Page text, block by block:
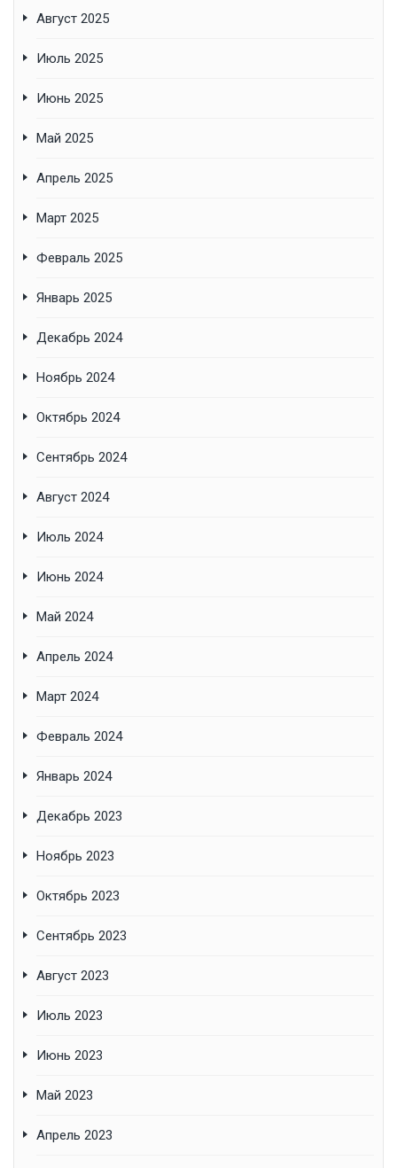
Август 2025
Июль 2025
Июнь 2025
Май 2025
Апрель 2025
Март 2025
Февраль 2025
Январь 2025
Декабрь 2024
Ноябрь 2024
Октябрь 2024
Сентябрь 2024
Август 2024
Июль 2024
Июнь 2024
Май 2024
Апрель 2024
Март 2024
Февраль 2024
Январь 2024
Декабрь 2023
Ноябрь 2023
Октябрь 2023
Сентябрь 2023
Август 2023
Июль 2023
Июнь 2023
Май 2023
Апрель 2023